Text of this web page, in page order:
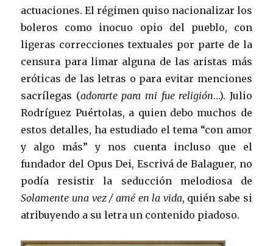
actuaciones. El régimen quiso nacionalizar los
boleros como inocuo opio del pueblo, con
ligeras correcciones textuales por parte de la
censura para limar alguna de las aristas más
eróticas de las letras o para evitar menciones
sacrílegas (adorarte para mi fue religión…). Julio
Rodríguez Puértolas, a quien debo muchos de
estos detalles, ha estudiado el tema “con amor
y algo más” y nos cuenta incluso que el
fundador del Opus Dei, Escrivá de Balaguer, no
podía resistir la seducción melodiosa de
Solamente una vez / amé en la vida, quién sabe si
atribuyendo a su letra un contenido piadoso.